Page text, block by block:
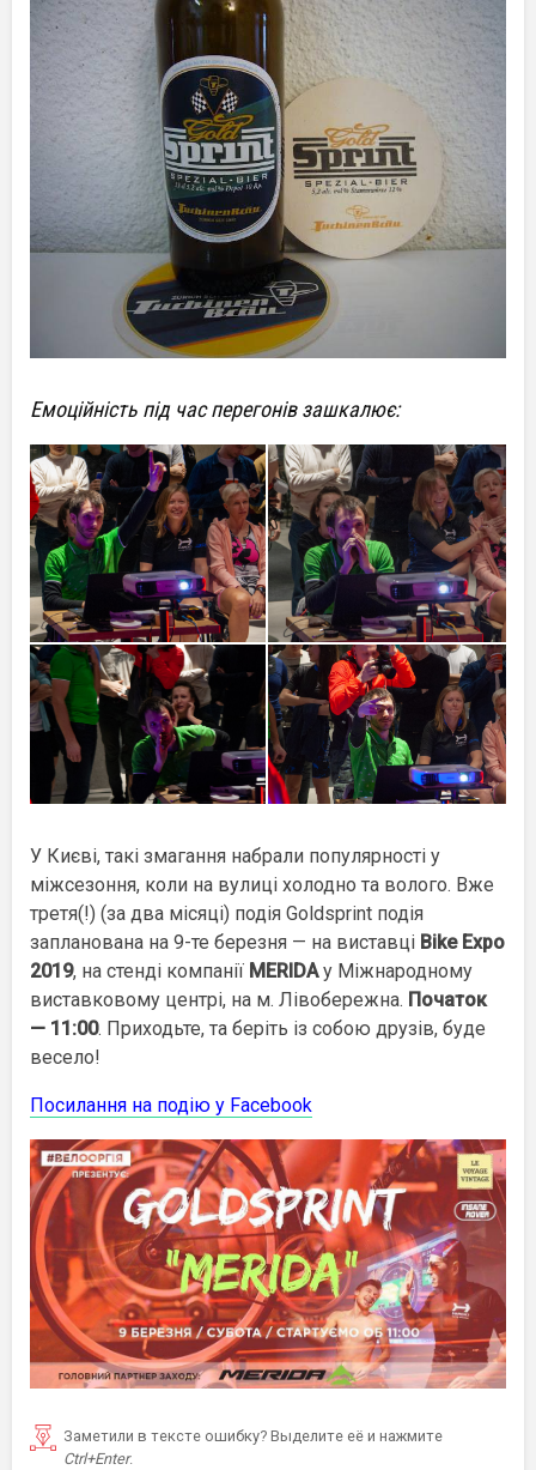
Емоційність під час перегонів зашкалює:
У Києві, такі змагання набрали популярності у
міжсезоння, коли на вулиці холодно та волого. Вже
третя(!) (за два місяці) подія Goldsprint подія
запланована на 9-те березня — на виставці Bike Expo
2019, на стенді компанії MERIDAу Міжнародному
виставковому центрі, на м. Лівобережна. Початок
— 11:00. Приходьте, та беріть із собою друзів, буде
весело!
Посилання на подію у Facebook
Заметили в тексте ошибку? Выделите её и нажмите
Ctrl+Enter.